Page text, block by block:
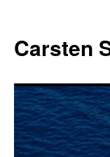
Carsten